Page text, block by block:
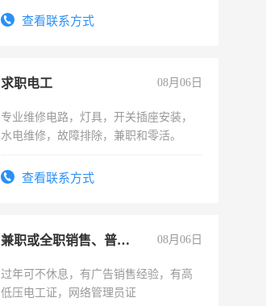
频，培训手机拍摄剪辑，教你玩转抖
查看联系方式
求职电工 08月06日
专业维修电路，灯具，开关插座安装，
水电维修，故障排除，兼职和零活。
查看联系方式
兼职或全职销售、普工、维修 08月06日
过年可不休息，有广告销售经验，有高
低压电工证，网络管理员证